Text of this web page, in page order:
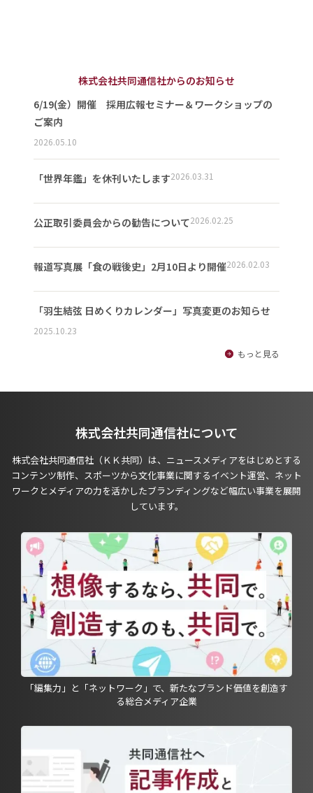
株式会社共同通信社からのお知らせ
6/19(金）開催 採用広報セミナー＆ワークショップの
ご案内
2026.05.10
「世界年鑑」を休刊いたします2026.03.31
公正取引委員会からの勧告について2026.02.25
報道写真展「食の戦後史」2月10日より開催2026.02.03
「羽生結弦 日めくりカレンダー」写真変更のお知らせ
2025.10.23
もっと見る
株式会社共同通信社について
株式会社共同通信社（ＫＫ共同）は、ニュースメディアをはじめとする
コンテンツ制作、スポーツから文化事業に関するイベント運営、ネット
ワークとメディアの力を活かしたブランディングなど幅広い事業を展開
しています。
「編集力」と「ネットワーク」で、新たなブランド価値を創造す
る総合メディア企業